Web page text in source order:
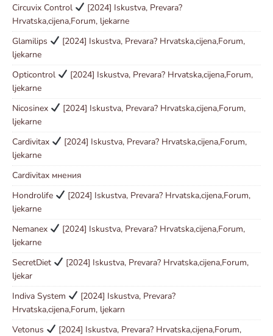
Circuvix Control
[2024] Iskustva, Prevara?
Hrvatska,cijena,Forum, ljekarne
Glamilips
[2024] Iskustva, Prevara? Hrvatska,cijena,Forum,
ljekarne
Opticontrol
[2024] Iskustva, Prevara? Hrvatska,cijena,Forum,
ljekarne
Nicosinex
[2024] Iskustva, Prevara? Hrvatska,cijena,Forum,
ljekarne
Cardivitax
[2024] Iskustva, Prevara? Hrvatska,cijena,Forum,
ljekarne
Cardivitax мнения
Hondrolife
[2024] Iskustva, Prevara? Hrvatska,cijena,Forum,
ljekarne
Nemanex
[2024] Iskustva, Prevara? Hrvatska,cijena,Forum,
ljekarne
SecretDiet
[2024] Iskustva, Prevara? Hrvatska,cijena,Forum,
ljekar
Indiva System
[2024] Iskustva, Prevara?
Hrvatska,cijena,Forum, ljekarn
Vetonus
[2024] Iskustva, Prevara? Hrvatska,cijena,Forum,